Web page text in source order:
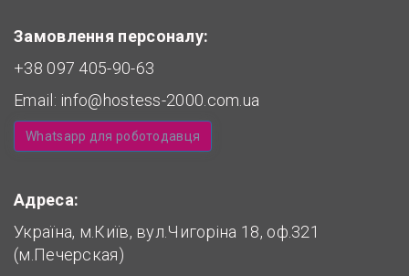
Замовлення персоналу:
+38 097 405-90-63
Email: info@hostess-2000.com.ua
Whatsapp для роботодавця
Адреса:
Україна, м.Київ, вул.Чигоріна 18, оф.321
(м.Печерская)